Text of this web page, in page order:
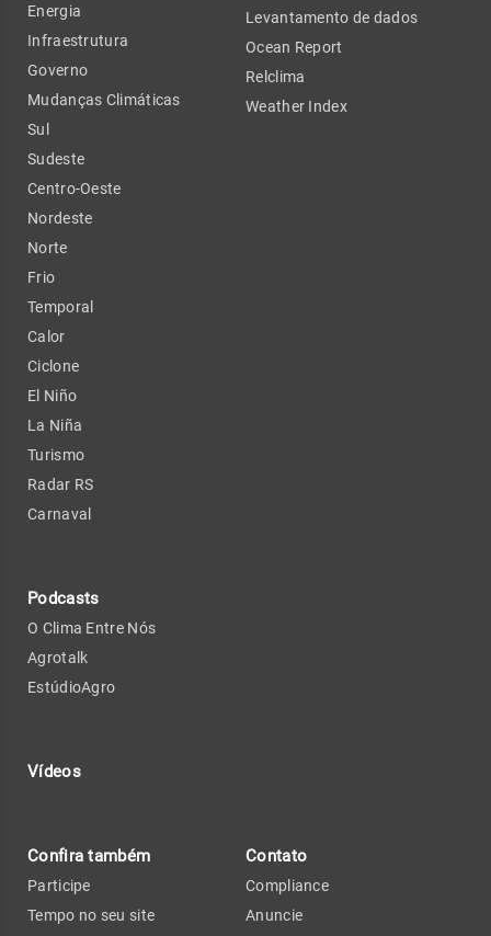
Energia
Infraestrutura
Governo
Mudanças Climáticas
Sul
Sudeste
Centro-Oeste
Nordeste
Norte
Frio
Temporal
Calor
Ciclone
El Niño
La Niña
Turismo
Radar RS
Carnaval
Podcasts
O Clima Entre Nós
Agrotalk
EstúdioAgro
Vídeos
Levantamento de dados
Ocean Report
Relclima
Weather Index
Confira também
Participe
Tempo no seu site
Contato
Compliance
Anuncie